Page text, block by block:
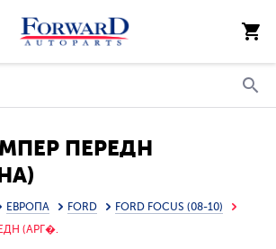
ПЕРЕДН
ЕВРОПА FORD
FORD FOCUS (08-10)
(АРГ�.